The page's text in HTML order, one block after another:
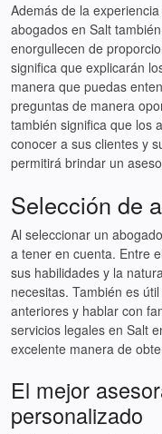
Además de la
abogados en Salt
enorgullecen de
significa que explicarán
manera que puedas
preguntas de manera
también significa que los
conocer a sus clientes y
permitirá brindar un
Selección de
Al seleccionar un
a tener en cuenta. Entre
sus habilidades y la
necesitas. También es
anteriores y hablar con
servicios legales en Salt
excelente manera de
El mejor
personalizado